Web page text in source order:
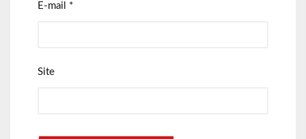
E-mail *
Site